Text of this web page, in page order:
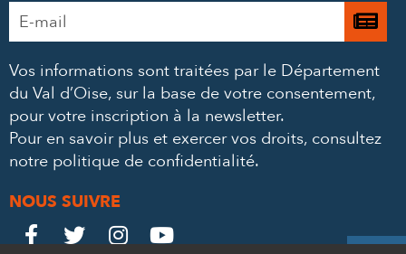
Adresse
e-
*
Je
à
Vos informations sont traitées par le Département
du Val d’Oise, sur la base de votre consentement,
pour votre inscription à la newsletter.
Pour en savoir plus et exercer vos droits, consultez
notre politique de confidentialité.
NOUS SUIVRE
Le
 Le
 Le
 Le
